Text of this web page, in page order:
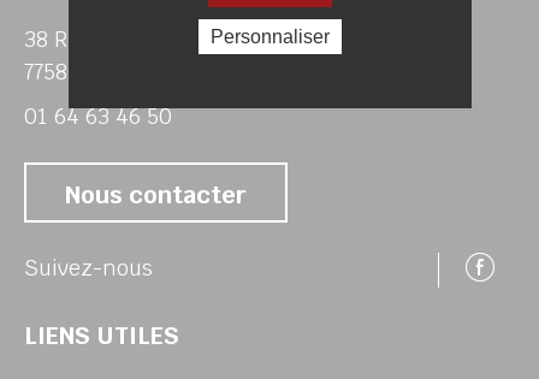
38 Rue de Paris
77580 VILLIERS-SUR-MORIN
01 64 63 46 50
Nous contacter
Suivez-nous
LIENS UTILES
Personnaliser